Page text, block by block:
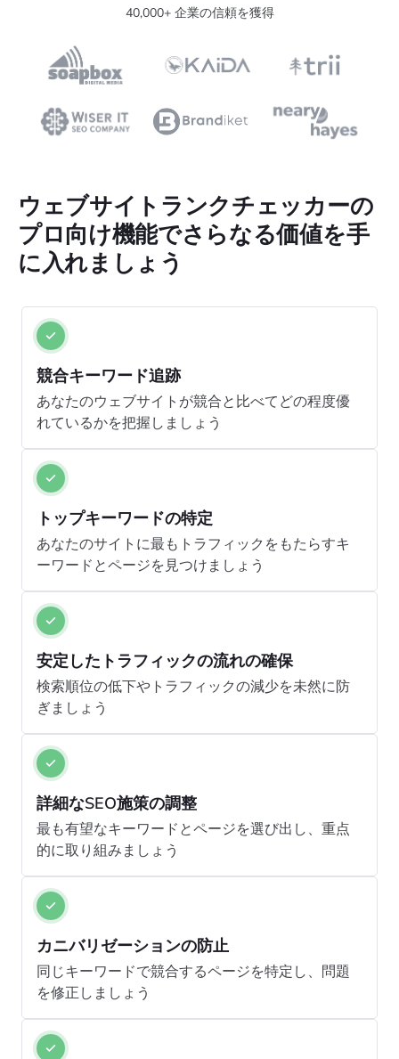
40,000+ 企業の信頼を獲得
ウェブサイトランクチェッカーの
プロ向け機能でさらなる価値を手
に入れましょう
競合キーワード追跡
あなたのウェブサイトが競合と比べてどの程度優
れているかを把握しましょう
トップキーワードの特定
あなたのサイトに最もトラフィックをもたらすキ
ーワードとページを見つけましょう
安定したトラフィックの流れの確保
検索順位の低下やトラフィックの減少を未然に防
ぎましょう
詳細なSEO施策の調整
最も有望なキーワードとページを選び出し、重点
的に取り組みましょう
カニバリゼーションの防止
同じキーワードで競合するページを特定し、問題
を修正しましょう